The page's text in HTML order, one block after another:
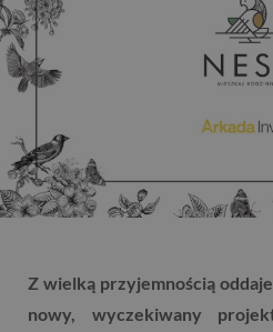
Z wielką przyjemnością
nowy, wyczekiwany